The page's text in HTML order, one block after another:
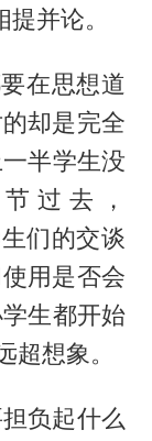
并论。
在思想道
却是完全
半学生没
过去，
们的交谈
用是否会
生都开始
超想象。
负起什么